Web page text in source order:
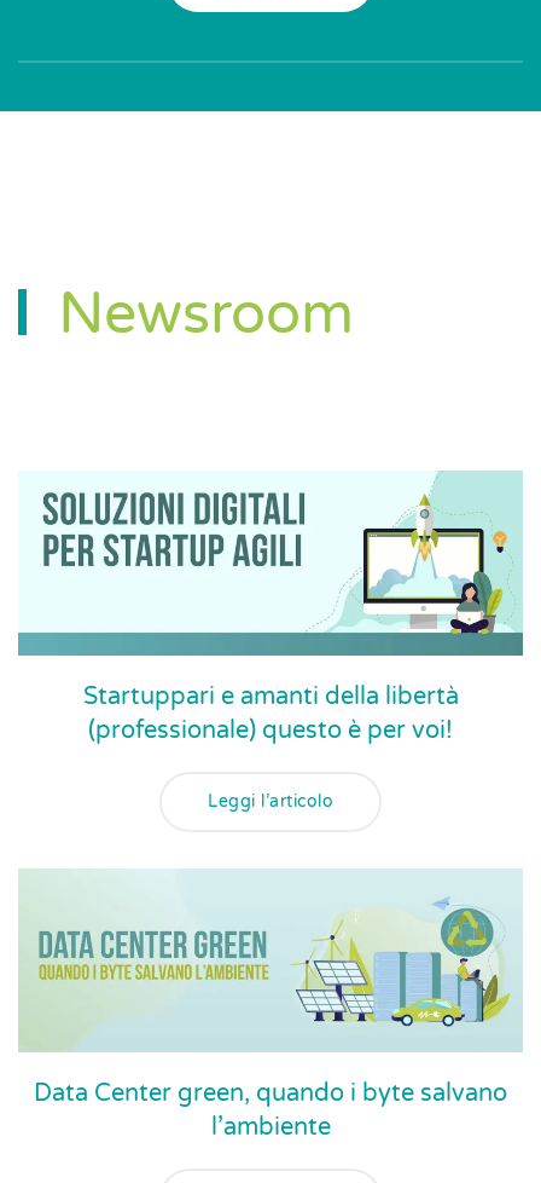
Newsroom
Startuppari e amanti della libertà
(professionale) questo è per voi!
Leggi l’articolo
Data Center green, quando i byte salvano
l’ambiente